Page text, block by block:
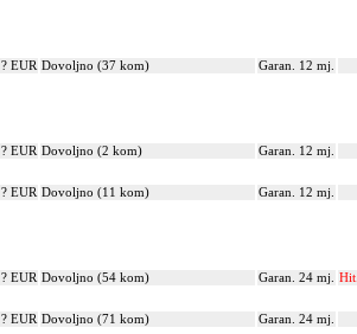
EUR Dovoljno (37 kom) Garan. 12 mj.
EUR Dovoljno (2 kom)
Garan. 12 mj.
EUR Dovoljno (11 kom) Garan. 12 mj.
EUR Dovoljno (54 kom) Garan. 24 mj.
Hit.
EUR Dovoljno (71 kom)
Garan. 24 mj.